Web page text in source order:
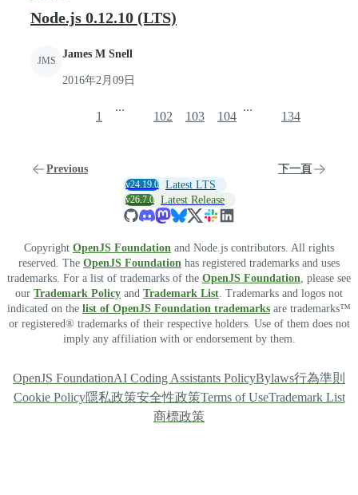
Node.js 0.12.10 (LTS)
JMS
James M Snell
2016年2月09日
Previous
1
...
102 103 104
...
134
下一頁
v24.19.0 Latest LTS
v26.7.0 Latest Release
Copyright OpenJS Foundation and Node.js contributors. All rights
reserved. The OpenJS Foundation has registered trademarks and uses
trademarks. For a list of trademarks of the OpenJS Foundation , please see
our Trademark Policy and Trademark List . Trademarks and logos not
indicated on the list of OpenJS Foundation trademarks are trademarks™
or registered® trademarks of their respective holders. Use of them does not
imply any affiliation with or endorsement by them.
OpenJS FoundationAI Coding Assistants PolicyBylaws行為準則
Cookie Policy隱私政策安全性政策Terms of UseTrademark List
商標政策